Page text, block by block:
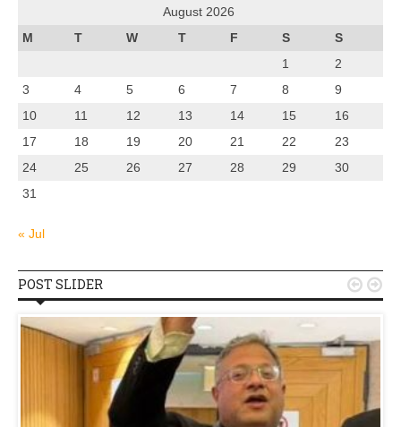
August 2026
M
T W T F S
S
1
2
3
4 5 6 7 8
9
10
11 12 13 14 15
16
17
18 19 20 21 22
23
24
25 26 27 28 29
30
31
« Jul
POST SLIDER  